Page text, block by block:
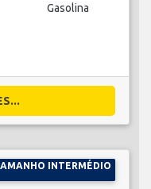
Gasolina
INTERMÉDIO